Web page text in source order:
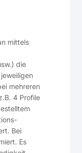
mittels
die
mehreren
4 Profile
Bei
Es